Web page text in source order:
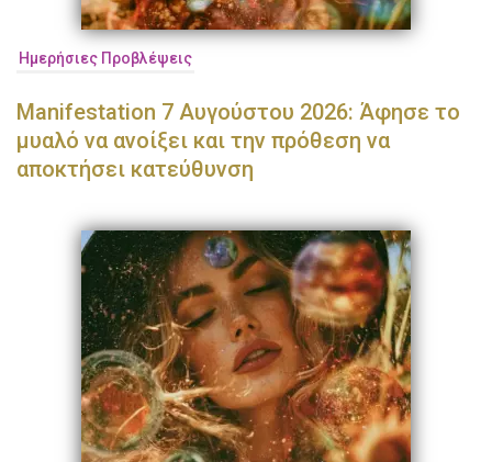
Ημερήσιες Προβλέψεις
Manifestation 7 Αυγούστου 2026: Άφησε το
μυαλό να ανοίξει και την πρόθεση να
αποκτήσει κατεύθυνση